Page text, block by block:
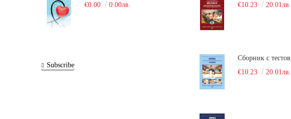
€0.00 0.00лв.
Subscribe
€10.23 20.01лв.
€10.23
20.01лв.